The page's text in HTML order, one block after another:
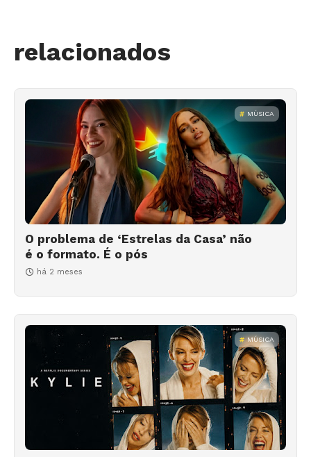
relacionados
MÚSICA
O problema de ‘Estrelas da Casa’ não
é o formato. É o pós
há 2 meses
MÚSICA